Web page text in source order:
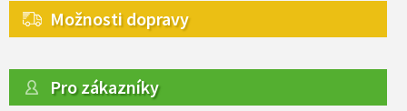
Možnosti dopravy
Pro zákazníky